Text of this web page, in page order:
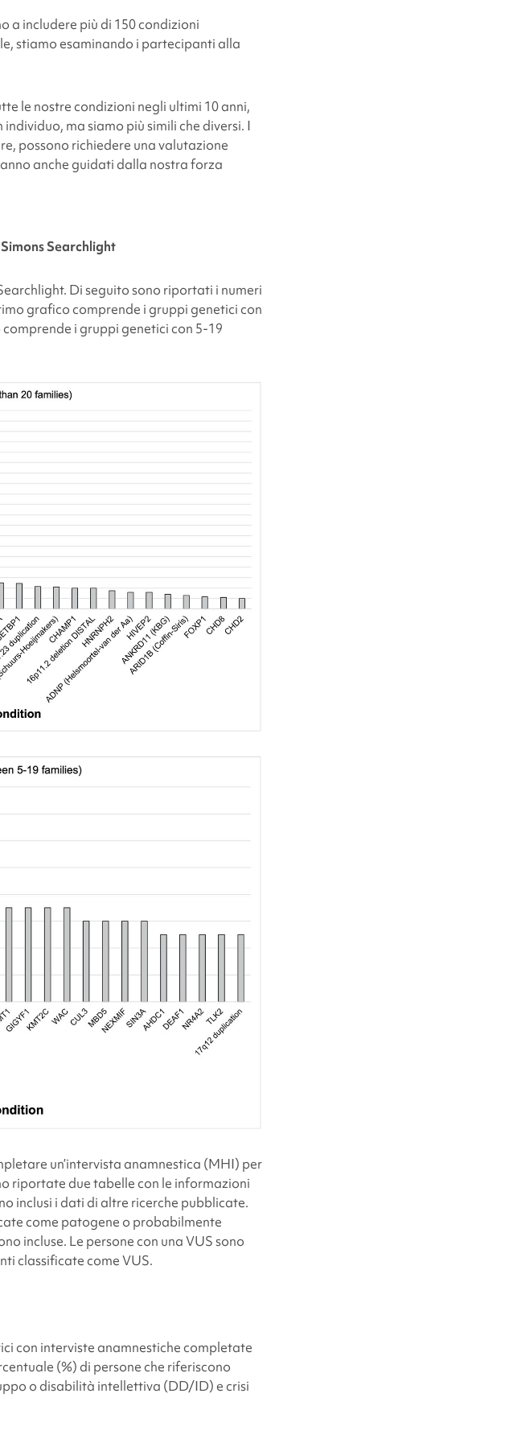
a includere più di 150 condizioni
stiamo esaminando i partecipanti alla
le nostre condizioni negli ultimi 10 anni,
ma siamo più simili che diversi. I
possono richiedere una valutazione
anche guidati dalla nostra forza
Simons Searchlight
. Di seguito sono riportati i numeri
grafico comprende i gruppi genetici con
i gruppi genetici con 5-19
un’intervista anamnestica (MHI) per
riportate due tabelle con le informazioni
inclusi i dati di altre ricerche pubblicate.
come patogene o probabilmente
incluse. Le persone con una VUS sono
classificate come VUS.
con interviste anamnestiche completate
(%) di persone che riferiscono
o disabilità intellettiva (DD/ID) e crisi